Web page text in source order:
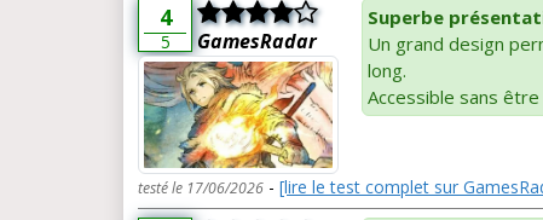
4
5 GamesRadar
Superbe
Un grand design
long.
Accessible sans
testé le 17/06/2026 - [lire le test complet sur